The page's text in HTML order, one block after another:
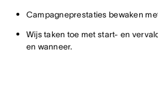
Campagneprestaties bewaken
Wijs taken toe met start- en
en wanneer.